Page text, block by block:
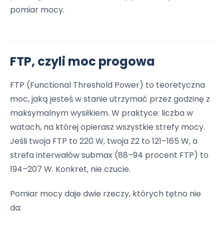
pomiar mocy.
FTP, czyli moc progowa
FTP (Functional Threshold Power) to teoretyczna
moc, jaką jesteś w stanie utrzymać przez godzinę z
maksymalnym wysiłkiem. W praktyce: liczba w
watach, na której opierasz wszystkie strefy mocy.
Jeśli twoja FTP to 220 W, twoja Z2 to 121–165 W, a
strefa interwałów submax (88–94 procent FTP) to
194–207 W. Konkret, nie czucie.
Pomiar mocy daje dwie rzeczy, których tętno nie
da: